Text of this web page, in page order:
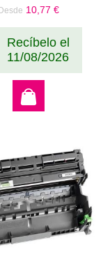
Desde 10,77 €
Recíbelo el
11/08/2026